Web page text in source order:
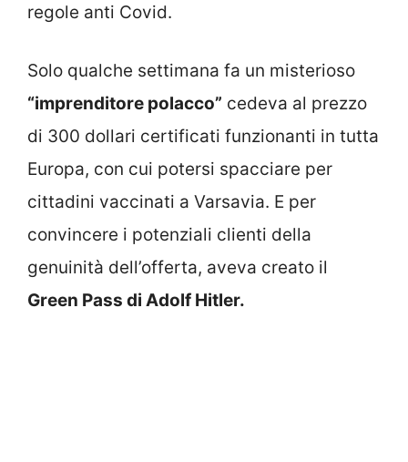
regole anti Covid.
Solo qualche settimana fa un misterioso
“imprenditore polacco” cedeva al prezzo
di 300 dollari certificati funzionanti in tutta
Europa, con cui potersi spacciare per
cittadini vaccinati a Varsavia. E per
convincere i potenziali clienti della
genuinità dell’offerta, aveva creato il
Green Pass di Adolf Hitler.